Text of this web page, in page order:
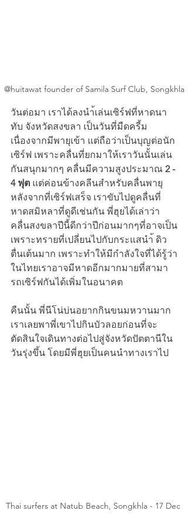
@huitawat founder of Samila Surf Club, Songkhla
วันต่อมา เราได้ลงนำ้เล่นเซิร์ฟที่หาดนา
ทับ จังหวัดสงขลา เป็นวันที่มืดครี้ม
เนื่องจากมีพายุเข้า แต่ถือว่าเป็นบุญต่อนัก
เซิร์ฟ เพราะคลื่นที่ยกมาให้เราวันนั้นเล่น
กันสนุกมากๆ คลื่นมีความสูงประมาณ 2 -
4 ฟุต แต่ค่อนข้างคลีนสำหรับคลื่นพายุ
หลังจากที่เซิร์ฟเสร็จ เราขับไปดูคลื่นที่
หาดสมิหลาที่ดูดีเช่นกัน พี่ฮุยได้เล่าว่า
คลื่นสงขลาปีนี้ดีกว่าปีก่อนมากๆที่อาจเป็น
เพราะทรายที่เปลี่ยนไปกับกระแสนำ้ ดิว
ตื่นเต้นมาก เพราะทำให้มีกำลังใจที่ได้รู้ว่า
ในไทยเราอาจมีหาดอีกมากมายที่สามา
รถเซิร์ฟกันได้เพิ่มในอนาคต
คืนนั้น พี่นีโน่บ่นอยากกินขนมหวานมาก
เราเลยพาพี่เขาไปกินบัวลอยก่อนที่จะ
ตัดสินใจเดินทางต่อไปสู่จังหวัดปัตตานีใน
วันรุ่งขึ้น โดยมีพี่ฮุยเป็นคนนำทางเราไป
Thai surfers at Natub Beach, Songkhla - 17 Dec